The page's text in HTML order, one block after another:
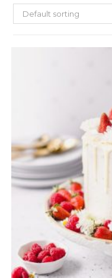
Default sorting